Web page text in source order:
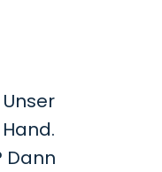
Unser
Dann